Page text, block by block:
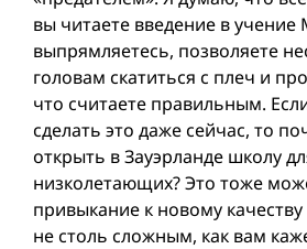
вы читаете введение в учение
выпрямляетесь, позволяете
головам скатиться с плеч и
что считаете правильным.
сделать это даже сейчас, то
открыть в Зауэрланде школу
низколетающих? Это тоже
привыкание к новому
не столь сложным, как вам